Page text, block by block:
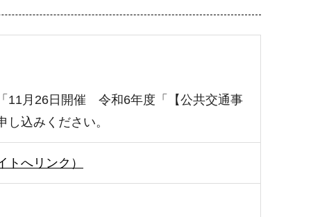
11月26日開催 令和6年度「【公共交通事
込みください。
へリンク）